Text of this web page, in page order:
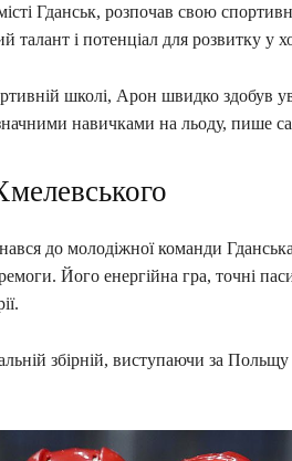
Гданськ, розпочав свою
і потенціал для розвитку у
школі, Арон швидко здобув
навичками на льоду, пише
до молодіжної команди
Його енергійна гра, точні
збірній, виступаючи за Польщу